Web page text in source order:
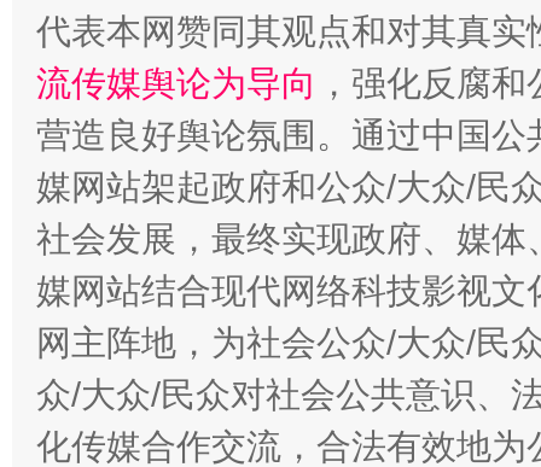
习近平的博鳌关键词
魏明亮
代表本网赞同其观点和对其真实
流传媒舆论为导向 ，强化反腐
营造良好舆论氛围。通过中国
媒网站架起政府和公众/大众/民
社会发展，最终实现政府、媒
媒网站结合现代网络科技影视
网主阵地，为社会公众/大众/民
众/大众/民众对社会公共意识、
化传媒合作交流，合法有效地